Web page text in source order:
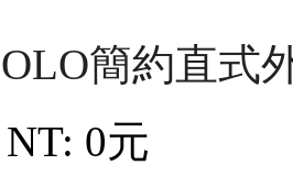
簡約直式
NT: 0元